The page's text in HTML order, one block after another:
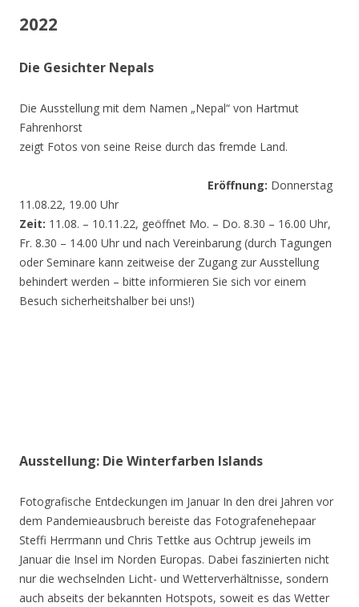
2022
Die Gesichter Nepals
Die Ausstellung mit dem Namen „Nepal“ von Hartmut
Fahrenhorst
zeigt Fotos von seine Reise durch das fremde Land.
Eröffnung: Donnerstag
11.08.22, 19.00 Uhr
Zeit: 11.08. – 10.11.22, geöffnet Mo. – Do. 8.30 – 16.00 Uhr,
Fr. 8.30 – 14.00 Uhr und nach Vereinbarung (durch Tagungen
oder Seminare kann zeitweise der Zugang zur Ausstellung
behindert werden – bitte informieren Sie sich vor einem
Besuch sicherheitshalber bei uns!)
Ausstellung: Die Winterfarben Islands
Fotografische Entdeckungen im Januar In den drei Jahren vor
dem Pandemieausbruch bereiste das Fotografenehepaar
Steffi Herrmann und Chris Tettke aus Ochtrup jeweils im
Januar die Insel im Norden Europas. Dabei faszinierten nicht
nur die wechselnden Licht- und Wetterverhältnisse, sondern
auch abseits der bekannten Hotspots, soweit es das Wetter